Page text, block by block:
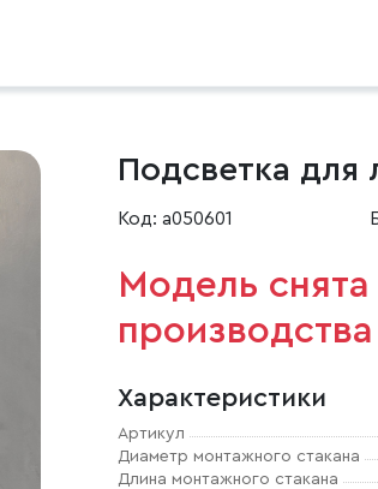
Код: a050601
Модель снята
производства
Характеристики
Артикул
Диаметр монтажного стакана
Длина монтажного стакана